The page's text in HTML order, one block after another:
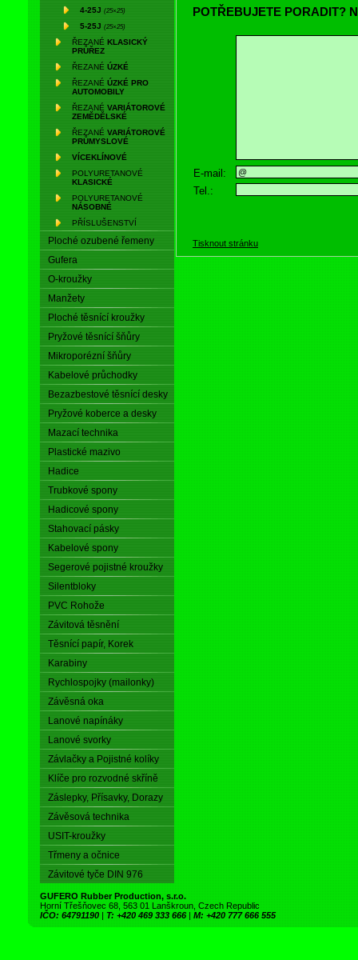
4-25J (25×25)
5-25J (25×25)
ŘEZANÉ KLASICKÝ
PRŮŘEZ
ŘEZANÉ ÚZKÉ
ŘEZANÉ ÚZKÉ PRO
AUTOMOBILY
ŘEZANÉ VARIÁTOROVÉ
ZEMĚDĚLSKÉ
ŘEZANÉ VARIÁTOROVÉ
PRŮMYSLOVÉ
VÍCEKLÍNOVÉ
POLYURETANOVÉ
KLASICKÉ
POLYURETANOVÉ
NÁSOBNÉ
PŘÍSLUŠENSTVÍ
Ploché ozubené řemeny
Gufera
O-kroužky
Manžety
Ploché těsnící kroužky
Pryžové těsnící šňůry
Mikroporézní šňůry
Kabelové průchodky
Bezazbestové těsnící desky
Pryžové koberce a desky
Mazací technika
Plastické mazivo
Hadice
Trubkové spony
Hadicové spony
Stahovací pásky
Kabelové spony
Segerové pojistné kroužky
Silentbloky
PVC Rohože
Závitová těsnění
Těsnící papír, Korek
Karabiny
Rychlospojky (mailonky)
Závěsná oka
Lanové napínáky
Lanové svorky
Závlačky a Pojistné kolíky
Klíče pro rozvodné skříně
Záslepky, Přísavky, Dorazy
Závěsová technika
USIT-kroužky
Třmeny a očnice
Závitové tyče DIN 976
POTŘEBUJETE PORADIT?
E-mail:
Tel.:
Tisknout stránku
GUFERO Rubber Production, s.r.o.
Horní Třešňovec 68, 563 01 Lanškroun, Czech Republic
IČO: 64791190 | T: +420 469 333 666 | M: +420 777 666 555